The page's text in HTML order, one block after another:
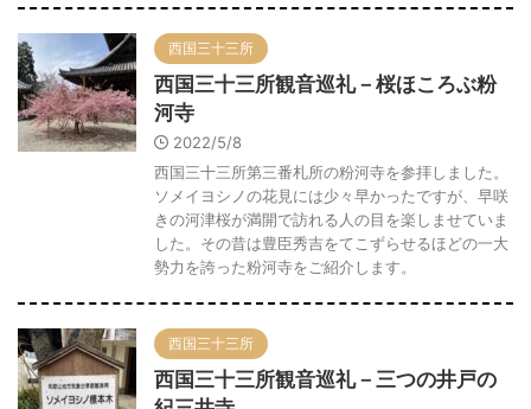
西国三十三所
西国三十三所観音巡礼－桜ほころぶ粉
河寺
2022/5/8
西国三十三所第三番札所の粉河寺を参拝しました。
ソメイヨシノの花見には少々早かったですが、早咲
きの河津桜が満開で訪れる人の目を楽しませていま
した。その昔は豊臣秀吉をてこずらせるほどの一大
勢力を誇った粉河寺をご紹介します。
西国三十三所
西国三十三所観音巡礼－三つの井戸の